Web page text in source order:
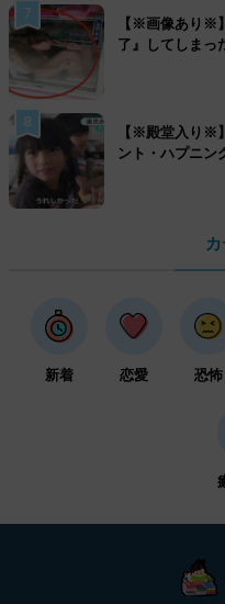
7
【※画像あり※
了』してしまっ
8
【※殿堂入り※
ント・ハプニン
新着 恋愛 恐怖